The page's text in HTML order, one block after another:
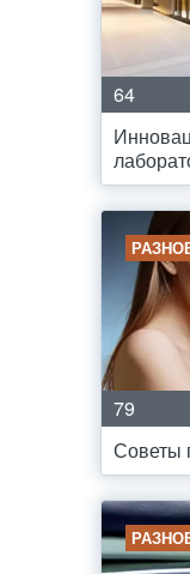
64
79
Советы